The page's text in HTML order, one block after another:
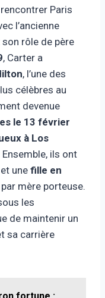
Paris
l’ancienne
rôle de père
, Carter a
, l’une des
célèbres au
devenue
le 13 février
à Los
Ensemble, ils ont
et une fille en
mère porteuse.
les
de maintenir un
sa carrière
fortune :